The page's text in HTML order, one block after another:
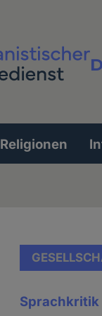
Religionen
Sprachkritik